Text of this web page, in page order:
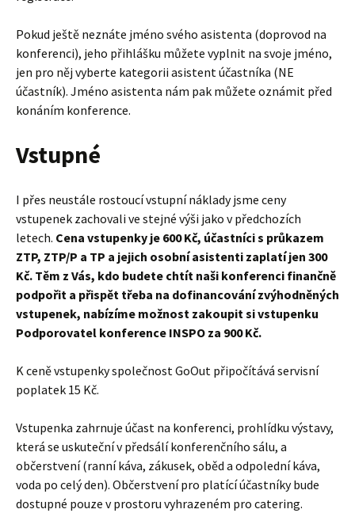
Pokud ještě neznáte jméno svého asistenta (doprovod na
konferenci), jeho přihlášku můžete vyplnit na svoje jméno,
jen pro něj vyberte kategorii asistent účastníka (NE
účastník). Jméno asistenta nám pak můžete oznámit před
konáním konference.
Vstupné
I přes neustále rostoucí vstupní náklady jsme ceny
vstupenek zachovali ve stejné výši jako v předchozích
letech. Cena vstupenky je 600 Kč, účastníci s průkazem
ZTP, ZTP/P a TP a jejich osobní asistenti zaplatí jen 300
Kč. Těm z Vás, kdo budete chtít naši konferenci finančně
podpořit a přispět třeba na dofinancování zvýhodněných
vstupenek, nabízíme možnost zakoupit si vstupenku
Podporovatel konference INSPO za 900 Kč.
K ceně vstupenky společnost GoOut připočítává servisní
poplatek 15 Kč.
Vstupenka zahrnuje účast na konferenci, prohlídku výstavy,
která se uskuteční v předsálí konferenčního sálu, a
občerstvení (ranní káva, zákusek, oběd a odpolední káva,
voda po celý den). Občerstvení pro platící účastníky bude
dostupné pouze v prostoru vyhrazeném pro catering.